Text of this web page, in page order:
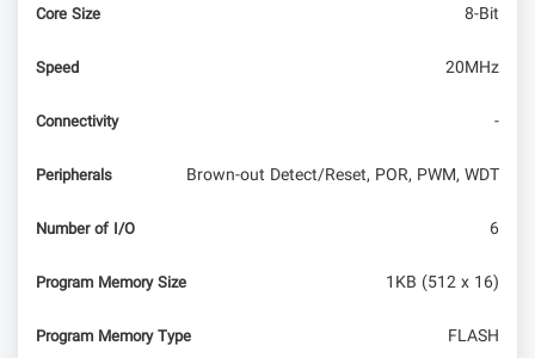
Core Size 8-Bit
Speed 20MHz
Connectivity -
Peripherals Brown-out Detect/Reset, POR, PWM, WDT
Number of I/O 6
Program Memory Size 1KB (512 x 16)
Program Memory Type FLASH